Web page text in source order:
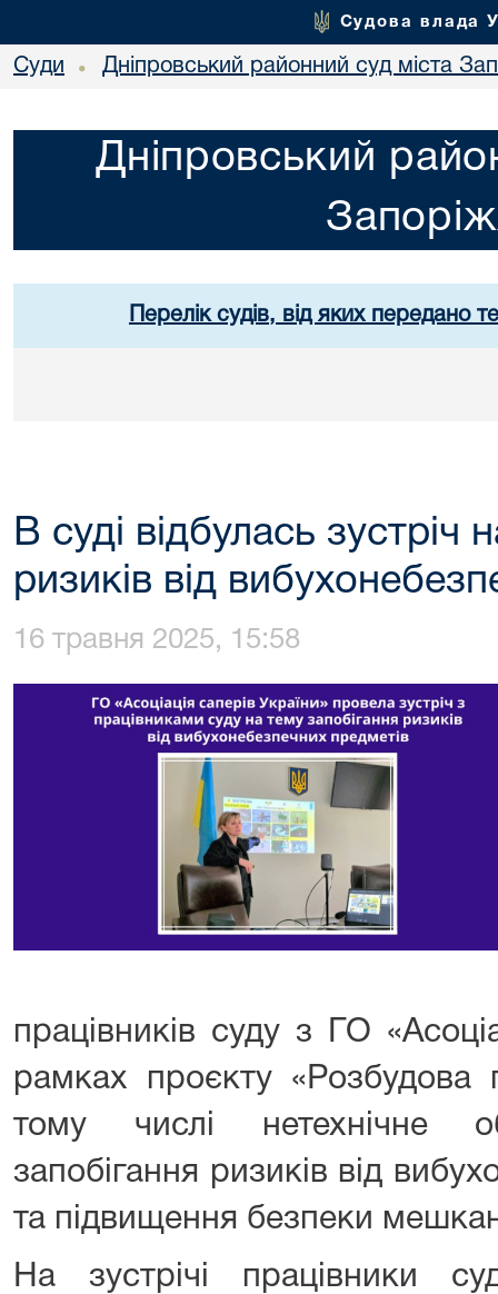
Судова влада
Суди • Дніпровський районний суд міста
Дніпровський
Перелік судів, від яких передано
В суді відбулась зустріч
ризиків від
16 травня 2025, 15:58
працівників суду з ГО
рамках проєкту «Розбудова
тому числі нетехнічне
запобігання ризиків від
та підвищення безпеки
На зустрічі працівники